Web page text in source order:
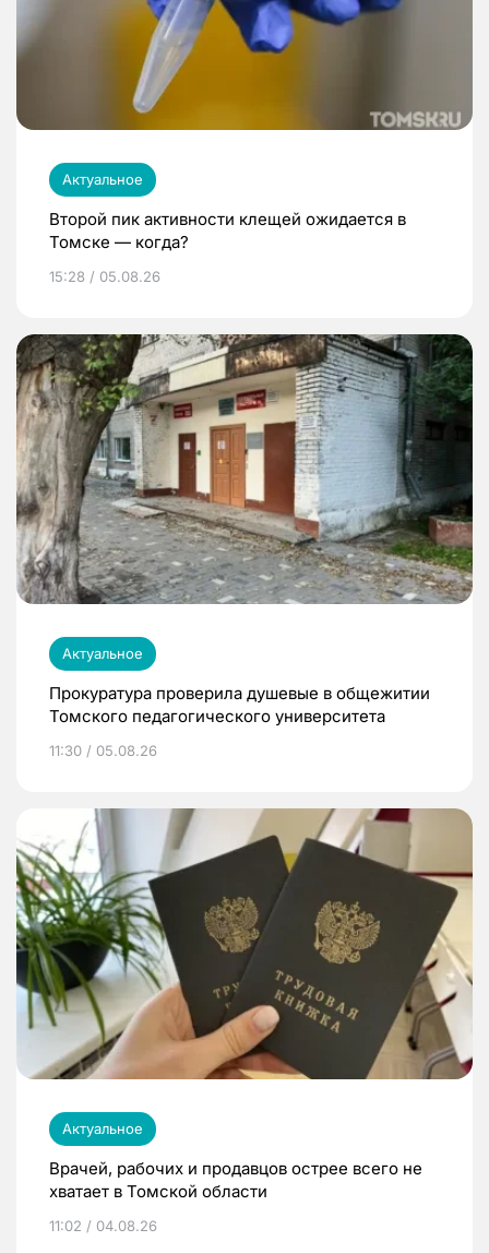
Актуальное
Второй пик активности клещей ожидается в
Томске — когда?
15:28 / 05.08.26
Актуальное
Прокуратура проверила душевые в общежитии
Томского педагогического университета
11:30 / 05.08.26
Актуальное
Врачей, рабочих и продавцов острее всего не
хватает в Томской области
11:02 / 04.08.26